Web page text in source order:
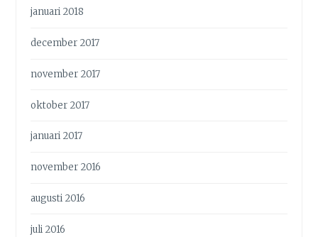
januari 2018
december 2017
november 2017
oktober 2017
januari 2017
november 2016
augusti 2016
juli 2016